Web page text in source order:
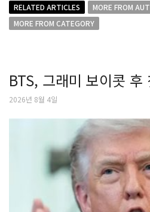
RELATED ARTICLES
MORE FROM
MORE FROM CATEGORY
BTS, 그래미 보이콧 후
2026년 8월 4일